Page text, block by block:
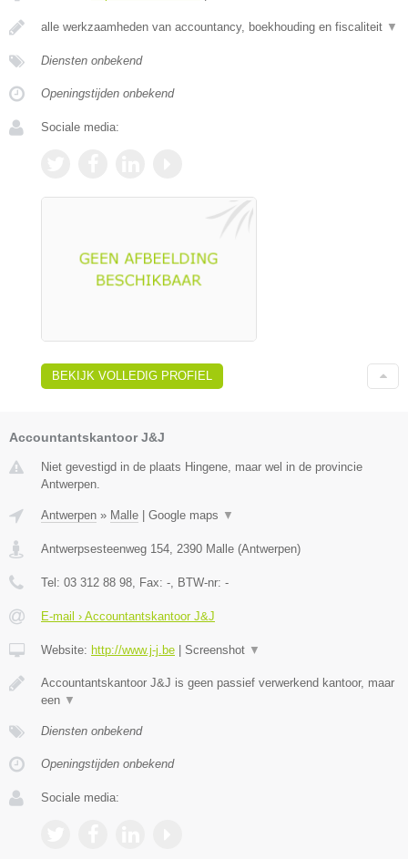
alle werkzaamheden van accountancy, boekhouding en fiscaliteit ▼
Diensten onbekend
Openingstijden onbekend
Sociale media:
BEKIJK VOLLEDIG PROFIEL
Accountantskantoor J&J
Niet gevestigd in de plaats Hingene, maar wel in de provincie
Antwerpen.
Antwerpen » Malle Google maps ▼
Antwerpsesteenweg 154 2390 Malle (Antwerpen)
Tel: 03 312 88 98 , Fax: - , BTW-nr: -
E-mail › Accountantskantoor J&J
Website: http://www.j-j.be Screenshot ▼
Accountantskantoor J&J is geen passief verwerkend kantoor, maar
een ▼
Diensten onbekend
Openingstijden onbekend
Sociale media: